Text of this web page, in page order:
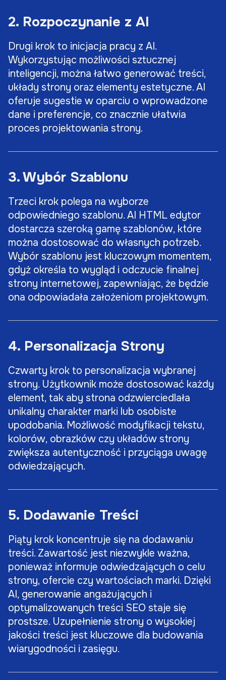
2. Rozpoczynanie z AI
Drugi krok to inicjacja pracy z AI.
Wykorzystując możliwości sztucznej
inteligencji, można łatwo generować treści,
układy strony oraz elementy estetyczne. AI
oferuje sugestie w oparciu o wprowadzone
dane i preferencje, co znacznie ułatwia
proces projektowania strony.
3. Wybór Szablonu
Trzeci krok polega na wyborze
odpowiedniego szablonu. AI HTML edytor
dostarcza szeroką gamę szablonów, które
można dostosować do własnych potrzeb.
Wybór szablonu jest kluczowym momentem,
gdyż określa to wygląd i odczucie finalnej
strony internetowej, zapewniając, że będzie
ona odpowiadała założeniom projektowym.
4. Personalizacja Strony
Czwarty krok to personalizacja wybranej
strony. Użytkownik może dostosować każdy
element, tak aby strona odzwierciedlała
unikalny charakter marki lub osobiste
upodobania. Możliwość modyfikacji tekstu,
kolorów, obrazków czy układów strony
zwiększa autentyczność i przyciąga uwagę
odwiedzających.
5. Dodawanie Treści
Piąty krok koncentruje się na dodawaniu
treści. Zawartość jest niezwykle ważna,
ponieważ informuje odwiedzających o celu
strony, ofercie czy wartościach marki. Dzięki
AI, generowanie angażujących i
optymalizowanych treści SEO staje się
prostsze. Uzupełnienie strony o wysokiej
jakości treści jest kluczowe dla budowania
wiarygodności i zasięgu.